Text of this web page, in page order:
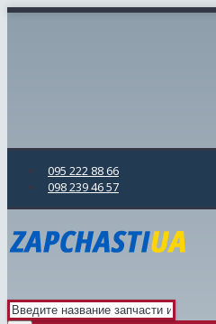
095 222 88 66
098 239 46 57